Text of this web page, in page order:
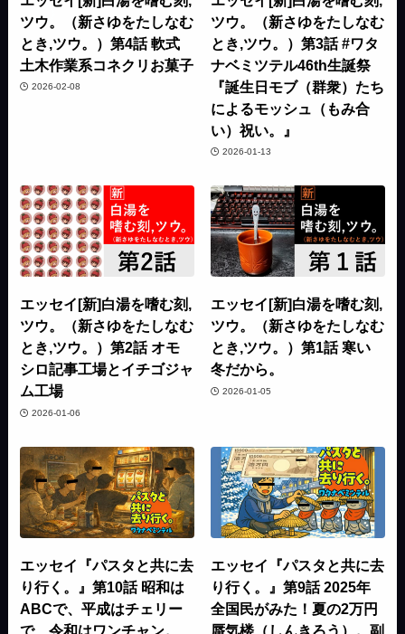
ツウ。（新さゆをたしなむ
とき,ツウ。）第4話 軟式
土木作業系コネクリお菓子
2026-02-08
ツウ。（新さゆをたしなむ
とき,ツウ。）第3話 #ワタ
ナベミツテル46th生誕祭
『誕生日モブ（群衆）たち
によるモッシュ（もみ合
い）祝い。』
2026-01-13
エッセイ[新]白湯を嗜む刻,
ツウ。（新さゆをたしなむ
とき,ツウ。）第2話 オモ
シロ記事工場とイチゴジャ
ム工場
2026-01-06
エッセイ[新]白湯を嗜む刻,
ツウ。（新さゆをたしなむ
とき,ツウ。）第1話 寒い
冬だから。
2026-01-05
エッセイ『パスタと共に去
り行く。』第10話 昭和は
ABCで、平成はチェリー
で、令和はワンチャン。
エッセイ『パスタと共に去
り行く。』第9話 2025年
全国民がみた！夏の2万円
蜃気楼（しんきろう）。副